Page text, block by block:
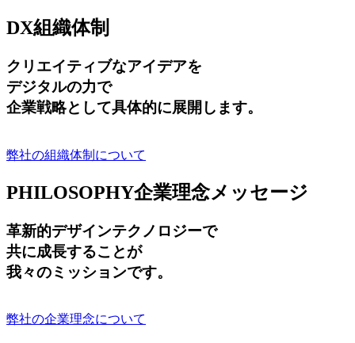
DX組織体制
クリエイティブなアイデアを
デジタルの力で
企業戦略として具体的に展開します。
弊社の組織体制について
PHILOSOPHY企業理念メッセージ
革新的デザインテクノロジーで
共に成長することが
我々のミッションです。
弊社の企業理念について